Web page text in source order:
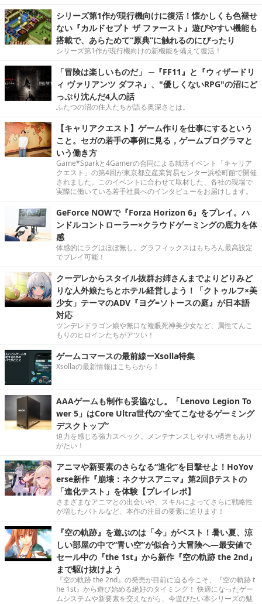
シリーズ第1作が現行機向けに復活！懐かしくも色褪せ
ない『カルドセプト ザ ファースト』遊びやすい機能も
搭載で、あらためて“原典”に触れるのにぴったり
シリーズ第1作が現行機向けの新機能を備えて復活！
「冒険は楽しいものだ」 ─『FF11』と『ウィザードリ
ィ ヴァリアンツ ダフネ』、"優しくないRPG"の沼にど
っぷり沈んだ4人の話
ふたつの沼の住人たちが語る奥深さとは。
【キャリアクエスト】ゲーム作りを仕事にするという
こと。セガの若手の事例に見る，ゲームプログラマと
いう働き方
Game*Sparkと4Gamerの合同による就活イベント「キャリア
クエスト」の第4回が東京都立産業貿易センター浜松町館で開催
されました。このイベントに合わせて取材した、各社の現場で
実際に働いている若手社員へのインタビューをお届けします。
GeForce NOWで『Forza Horizon 6』をプレイ。ハ
ンドルコントローラー×クラウドゲーミングの底力を体
感
体感的にラグはほぼ無し。グラフィックスはもちろん最高設定
でプレイ可能！
クーデレからスタイル抜群お姉さんまでよりどりみど
りな人外娘たちとホテル経営しよう！「クトゥルフ×美
少女」テーマのADV『ヨグ=ソトースの庭』が日本語
対応
ツンデレドラゴン娘や無口な複眼死神美少女など、属性てんこ
もりのヒロインたちがアツい！
ゲームコマースの最前線ーXsolla特集
Xsollaの最新情報はこちらから！
AAAゲームも制作も妥協なし。「Lenovo Legion To
wer 5」はCore Ultra世代の“全てこなせるゲーミング
デスクトップ”
迫力を感じる強力スペック。メンテナンスしやすい構造もあり
がたい！
アニマや新要素のさらなる“進化”を目撃せよ！HoYov
erse新作『崩壊：ネクサスアニマ』第2回βテストの
「進化テスト」を体験【プレイレポ】
さまざまなアニマとの出会いや、スキルによってさらに戦略性
が増したバトルなど、本作の注目の要素に迫ります！
『空の軌跡』を遊ぶのは「今」がベスト！暑い夏、涼
しい部屋の中で“青い空”が似合う大冒険へ―最安値で
セール中の『the 1st』から新作『空の軌跡 the 2nd』
まで駆け抜けよう
『空の軌跡 the 2nd』の発売が目前に迫る今こそ、『空の軌跡 t
he 1st』から遊び始める絶好のタイミング！ 快適になったゲー
ムシステムや新要素を交えながら、今遊びたい本シリーズの魅